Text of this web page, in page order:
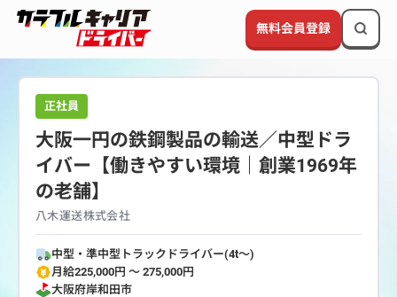
無料会員登録
正社員
大阪一円の鉄鋼製品の輸送／中型ドラ
イバー【働きやすい環境｜創業1969年
の老舗】
八木運送株式会社
中型・準中型トラックドライバー(4t～)
月給225,000円 〜 275,000円
大阪府岸和田市